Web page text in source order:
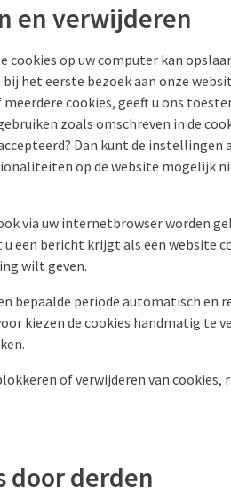
en verwijderen
op uw computer kan
het eerste bezoek aan onze
cookies, geeft u ons
zoals omschreven in de
Dan kunt de instellingen
op de website mogelijk
via uw internetbrowser worden
een bericht krijgt als een website
wilt geven.
bepaalde periode automatisch en
kiezen de cookies handmatig te
of verwijderen van cookies,
door derden